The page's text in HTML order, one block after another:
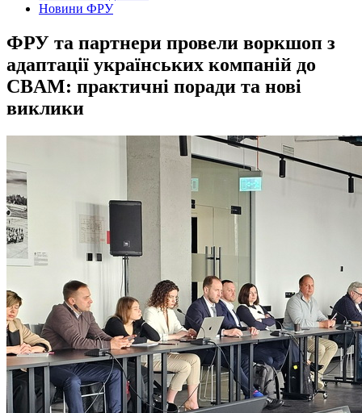
Новини ФРУ
ФРУ та партнери провели воркшоп з
адаптації українських компаній до
CBAM: практичні поради та нові
виклики